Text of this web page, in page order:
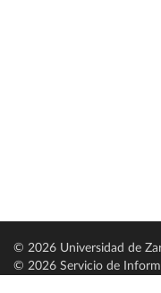
© 2026 Universidad de
© 2026 Servicio de